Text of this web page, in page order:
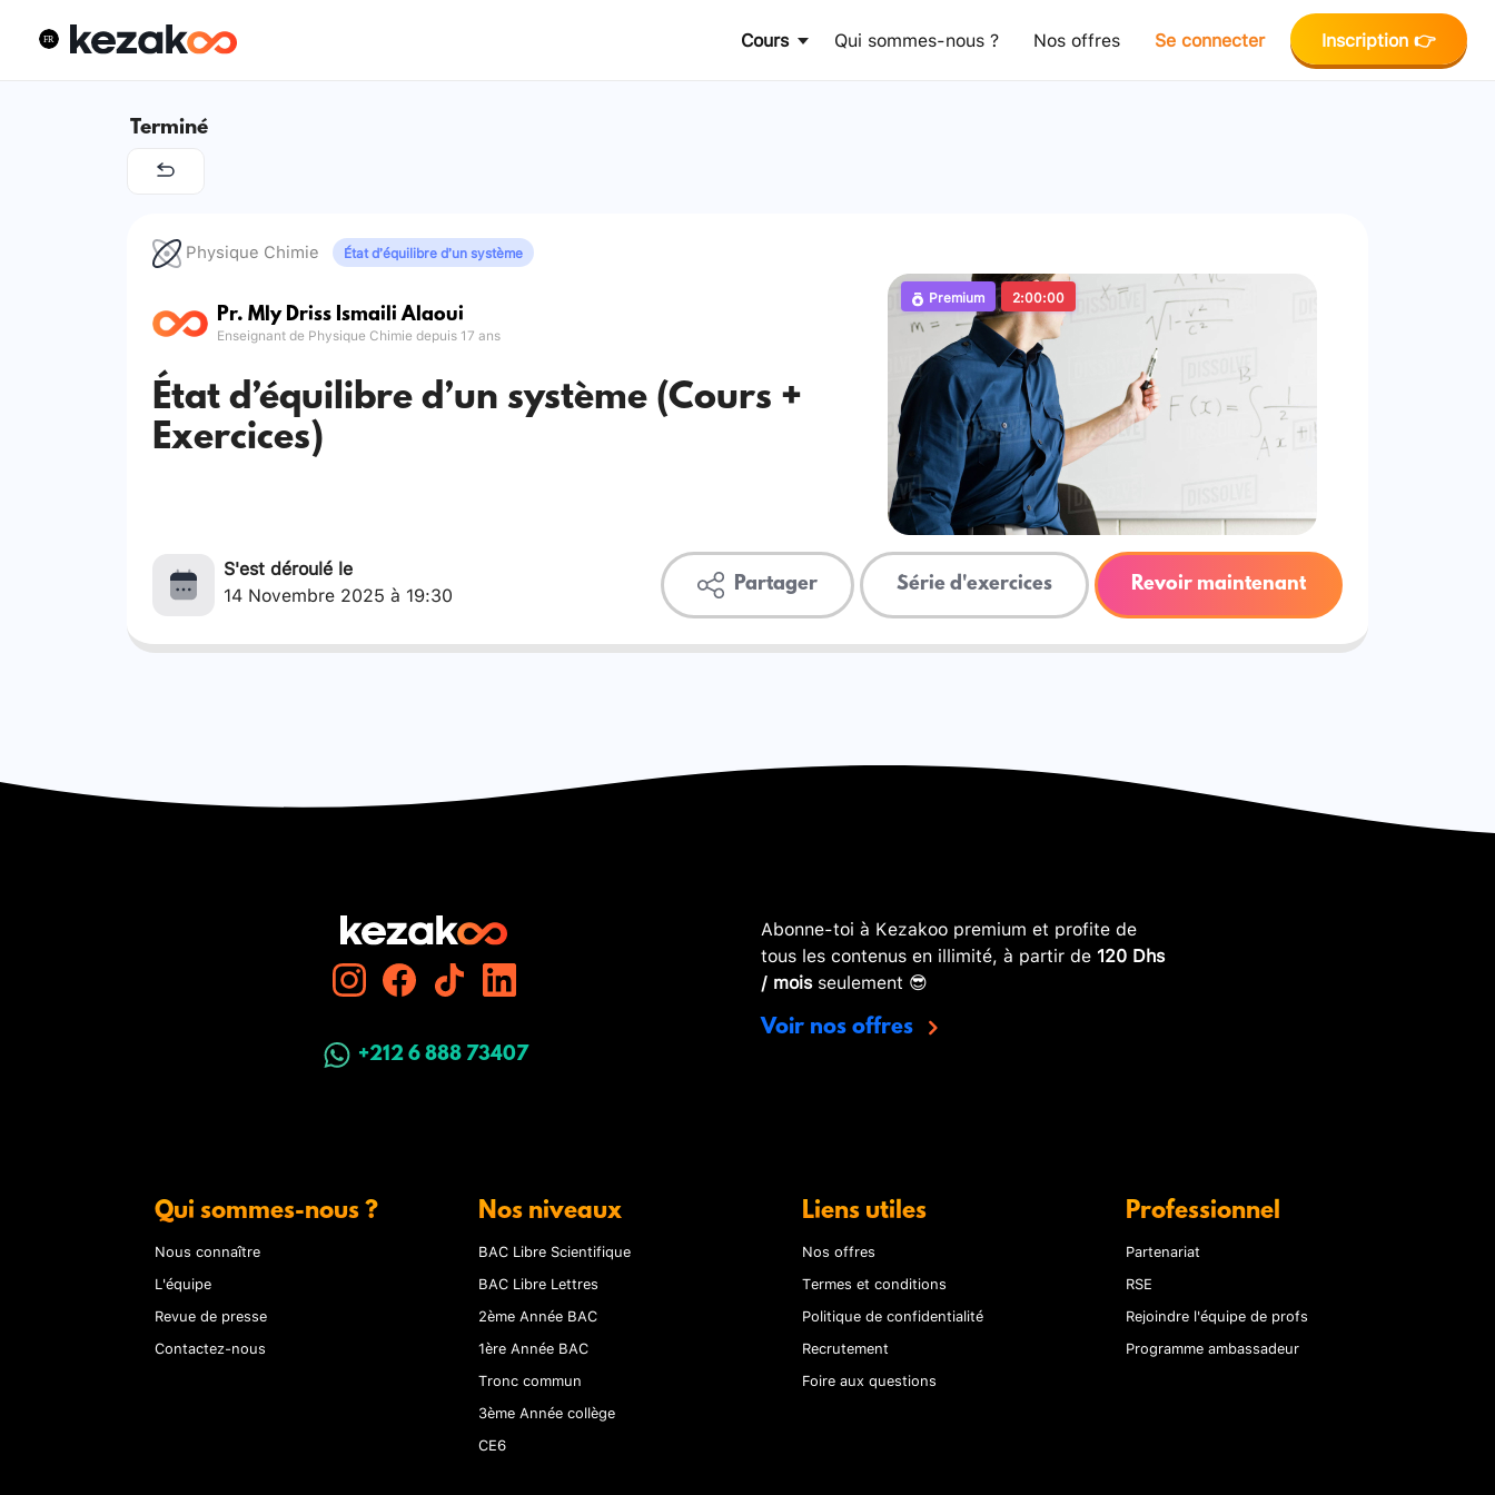
Cours Qui sommes-nous ? Nos offres Se connecter Inscription 👉
Terminé
Physique Chimie État d’équilibre d’un système
Pr. Mly Driss Ismaili Alaoui
Enseignant de Physique Chimie depuis 17 ans
État d’équilibre d’un système (Cours +
Exercices)
Premium 2:00:00
S'est déroulé le
14 Novembre 2025 à 19:30
Partager Série d'exercices Revoir maintenant
+212 6 888 73407
Abonne-toi à Kezakoo premium et profite de
tous les contenus en illimité, à partir de 120 Dhs
/ moisseulement 😎
Voir nos offres
Qui sommes-nous ?
Nous connaître
L'équipe
Revue de presse
Contactez-nous
Nos niveaux
BAC Libre Scientifique
BAC Libre Lettres
2ème Année BAC
1ère Année BAC
Tronc commun
3ème Année collège
CE6
Liens utiles
Nos offres
Termes et conditions
Politique de confidentialité
Recrutement
Foire aux questions
Professionnel
Partenariat
RSE
Rejoindre l'équipe de profs
Programme ambassadeur